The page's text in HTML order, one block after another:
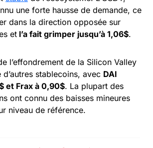
une forte hausse de demande, ce
dans la direction opposée sur
et l’a fait grimper jusqu’à 1,06$.
l’effondrement de la Silicon Valley
stablecoins, avec DAI
et Frax à 0,90$. La plupart des
ont connu des baisses mineures
niveau de référence.